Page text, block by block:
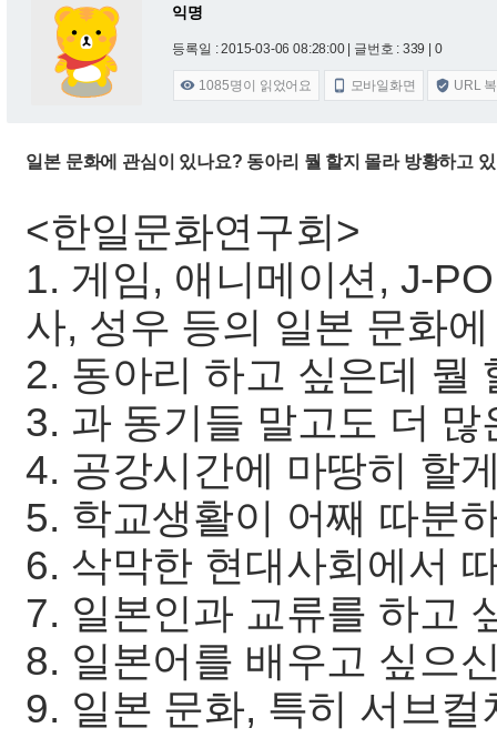
익명
등록일 : 2015-03-06 08:28:00 | 글번호 : 339 | 0
 1085명이 읽었어요  모바일화면  URL
일본 문화에 관심이 있나요? 동아리 뭘 할지 몰라 방황하고
<한일문화연구회>
1. 게임, 애니메이션, J-
사, 성우 등의 일본 문화
2. 동아리 하고 싶은데 뭘
3. 과 동기들 말고도 더
4. 공강시간에 마땅히 할
5. 학교생활이 어째 따분
6. 삭막한 현대사회에서
7. 일본인과 교류를 하고
8. 일본어를 배우고 싶으
9. 일본 문화, 특히 서브